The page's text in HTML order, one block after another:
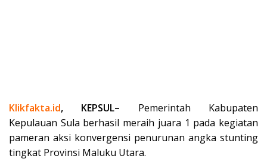
Klikfakta.id, KEPSUL– Pemerintah Kabupaten
Kepulauan Sula berhasil meraih juara 1 pada kegiatan
pameran aksi konvergensi penurunan angka stunting
tingkat Provinsi Maluku Utara.